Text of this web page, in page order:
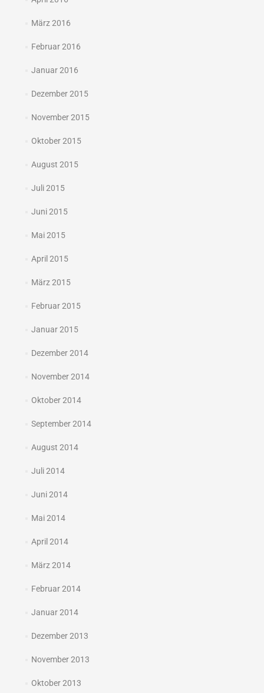
März 2016
Februar 2016
Januar 2016
Dezember 2015
November 2015
Oktober 2015
August 2015
Juli 2015
Juni 2015
Mai 2015
April 2015
März 2015
Februar 2015
Januar 2015
Dezember 2014
November 2014
Oktober 2014
September 2014
August 2014
Juli 2014
Juni 2014
Mai 2014
April 2014
März 2014
Februar 2014
Januar 2014
Dezember 2013
November 2013
Oktober 2013